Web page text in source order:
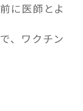
に医師とよ
、ワクチン